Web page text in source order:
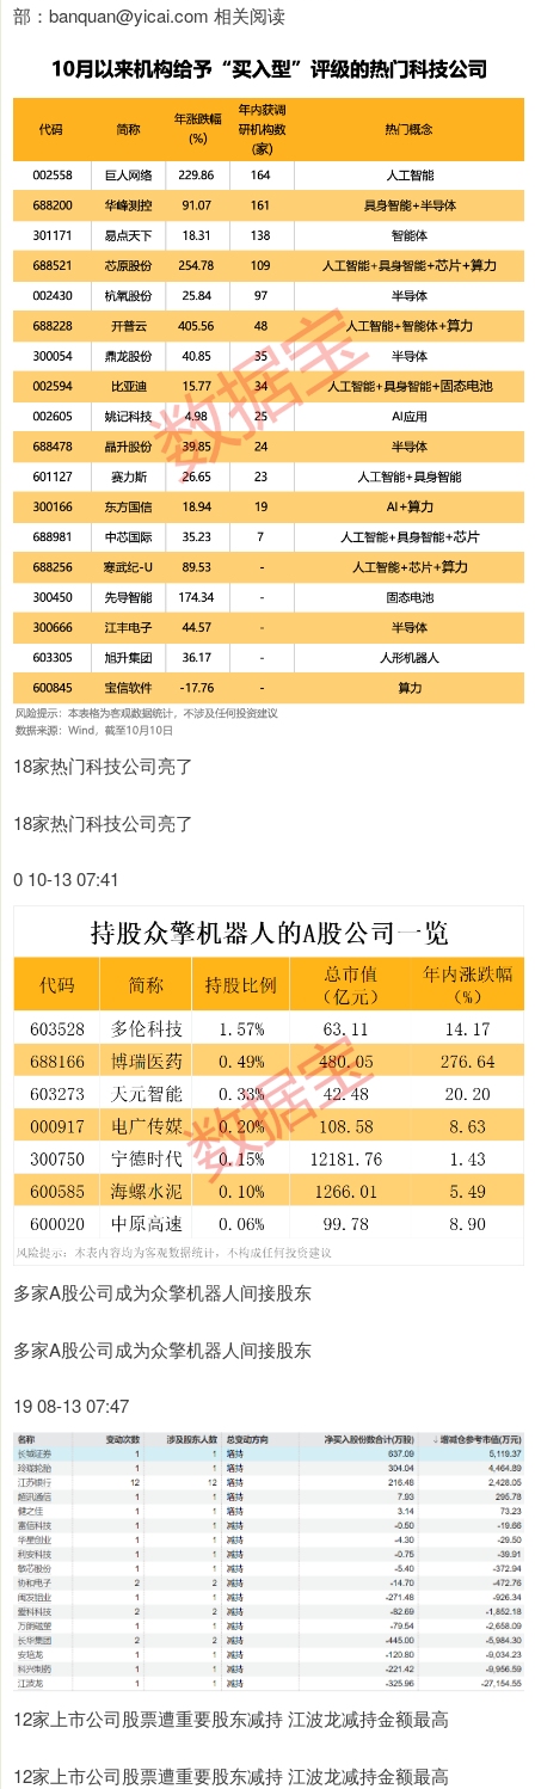
部：banquan@yicai.com 相关阅读
18家热门科技公司亮了
18家热门科技公司亮了
0 10-13 07:41
多家A股公司成为众擎机器人间接股东
多家A股公司成为众擎机器人间接股东
19 08-13 07:47
12家上市公司股票遭重要股东减持 江波龙减持金额最高
12家上市公司股票遭重要股东减持 江波龙减持金额最高